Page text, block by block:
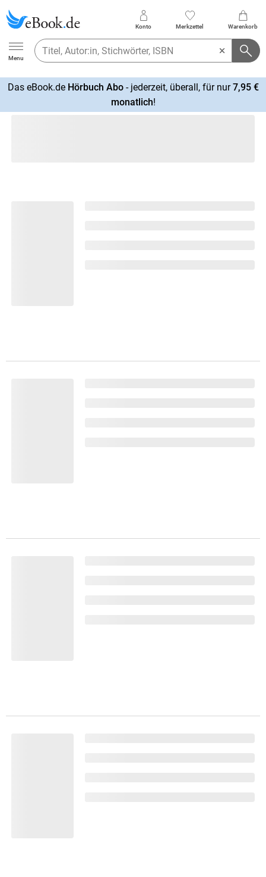
Ebook.de
Menu
Konto Merkzettel Warenkorb
Das eBook.de Hörbuch Abo- jederzeit, überall, für nur7,95 €
monatlich!